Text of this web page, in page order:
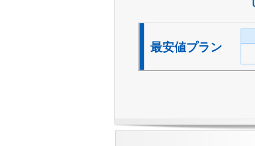
最安値プラン